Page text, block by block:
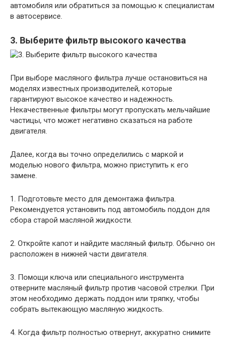
автомобиля или обратиться за помощью к специалистам
в автосервисе.
3. Выберите фильтр высокого качества
При выборе масляного фильтра лучше остановиться на
моделях известных производителей, которые
гарантируют высокое качество и надежность.
Некачественные фильтры могут пропускать мельчайшие
частицы, что может негативно сказаться на работе
двигателя.
Далее, когда вы точно определились с маркой и
моделью нового фильтра, можно приступить к его
замене.
1. Подготовьте место для демонтажа фильтра.
Рекомендуется установить под автомобиль поддон для
сбора старой масляной жидкости.
2. Откройте капот и найдите масляный фильтр. Обычно он
расположен в нижней части двигателя.
3. Помощи ключа или специального инструмента
отверните масляный фильтр против часовой стрелки. При
этом необходимо держать поддон или тряпку, чтобы
собрать вытекающую масляную жидкость.
4. Когда фильтр полностью отвернут, аккуратно снимите